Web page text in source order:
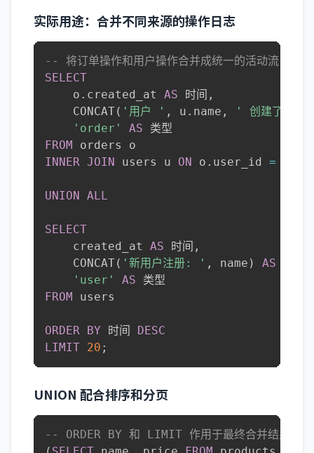
实际用途：合并不同来源的操作日志
-- 将订单操作和用户操作合并成统一的活动流
SELECT
    o
. created_at AS 时间 ,
    CONCAT
( '用户 ' , u . name ,
' 创建了订
'order'
AS
FROM
INNER JOIN users u ON o . user_id =
UNION ALL
SELECT
    created_at
AS 时间 ,
    CONCAT
( '新用户注册: ' , name ) AS
'user'
AS
FROM users
ORDER BY 时间 DESC
LIMIT 20 ;
UNION 配合排序和分页
-- ORDER BY 和 LIMIT 作用于最终合并结果